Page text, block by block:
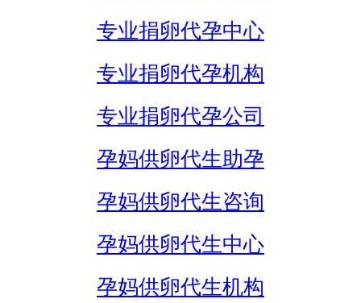
专业捐卵代孕中心
专业捐卵代孕机构
专业捐卵代孕公司
孕妈供卵代生助孕
孕妈供卵代生咨询
孕妈供卵代生中心
孕妈供卵代生机构